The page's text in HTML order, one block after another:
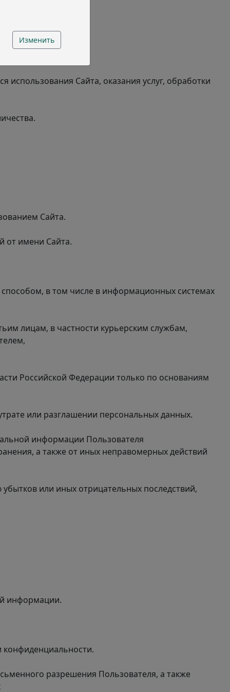
Изменить
Сайта, оказания услуг, обработки
Сайта.
от имени Сайта.
в том числе в информационных системах
лицам, в частности курьерским службам,
Российской Федерации только по основаниям
или разглашении персональных данных.
информации Пользователя
а также от иных неправомерных действий
или иных отрицательных последствий,
информации.
разрешения Пользователя, а также